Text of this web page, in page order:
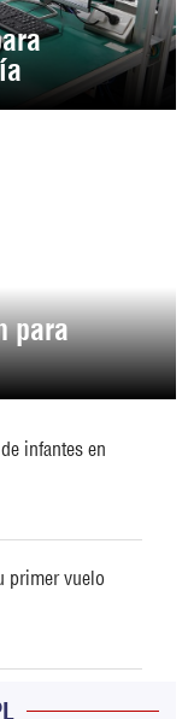
para
infantes en
primer vuelo